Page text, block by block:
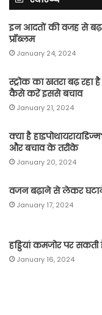
इन आदतों की वजह से
प्रॉब्लम
January 24, 2024
स्ट्रोक का खतरा बढ़ रहा
कैसे करें इससे बचाव
January 21, 2024
क्या है
और बचाव के तरीके
January 20, 2024
वजन बढ़ाने से लेकर
January 17, 2024
हड्डियां कमजोर पर सकती
January 16, 2024